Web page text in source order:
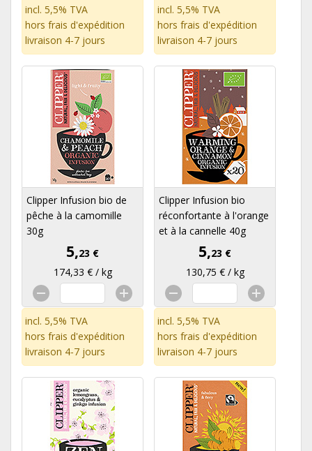
incl. 5,5% TVA
hors frais d'expédition
livraison 4-7 jours
incl. 5,5% TVA
hors frais d'expédition
livraison 4-7 jours
Clipper Infusion bio de
pêche à la camomille
30g
5,23 €
174,33 € / kg
incl. 5,5% TVA
hors frais d'expédition
livraison 4-7 jours
Clipper Infusion bio
réconfortante à l'orange
et à la cannelle 40g
5,23 €
130,75 € / kg
incl. 5,5% TVA
hors frais d'expédition
livraison 4-7 jours